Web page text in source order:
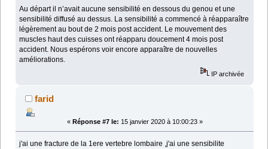
Au départ il n’avait aucune sensibilité en dessous du genou et une
sensibilité diffusé au dessus. La sensibilité a commencé à réapparaître
légèrement au bout de 2 mois post accident. Le mouvement des
muscles haut des cuisses ont réapparu doucement 4 mois post
accident. Nous espérons voir encore apparaître de nouvelles
améliorations.
IP archivée
farid
« Réponse #7 le: 15 janvier 2020 à 10:00:23 »
j'ai une fracture de la 1ere vertebre lombaire ,j'ai une sensibilite